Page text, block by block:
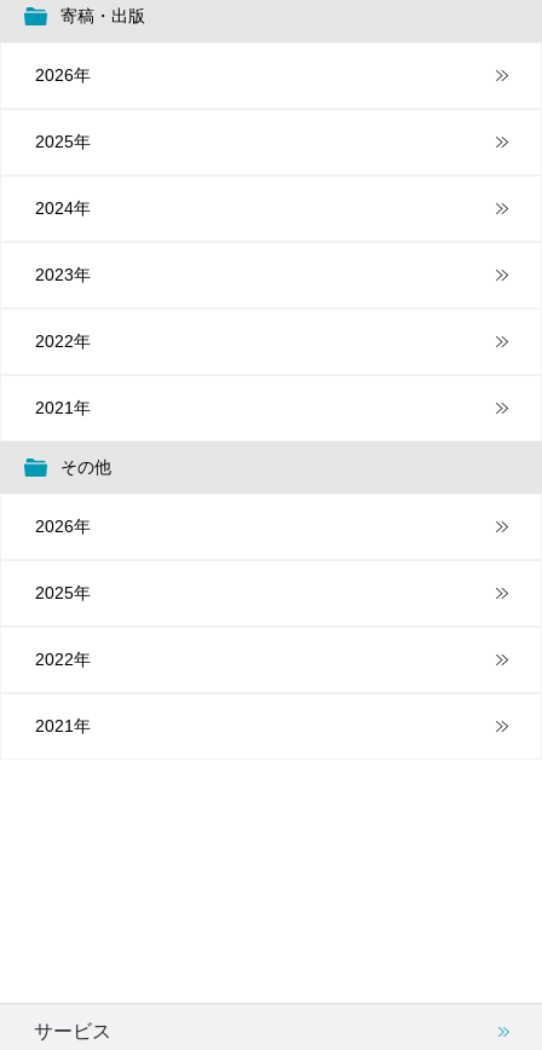
寄稿・出版
2026年
2025年
2024年
2023年
2022年
2021年
その他
2026年
2025年
2022年
2021年
サービス